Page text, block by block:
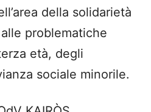
della solidarietà
problematiche
età, degli
sociale minorile.